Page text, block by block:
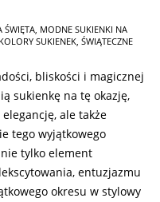
ŚWIĘTA, MODNE SUKIENKI NA
SUKIENEK, ŚWIĄTECZNE
bliskości i magicznej
sukienkę na tę okazję,
ale także
tego wyjątkowego
tylko element
entuzjazmu
okresu w stylowy